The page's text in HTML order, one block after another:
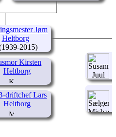
Kirsten
Heltborg
driftchef Lars
Heltborg
Jørn
Heltborg
2015)